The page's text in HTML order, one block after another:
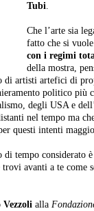
Tubi.
Che l’arte sia
fatto che si
con i regimi
della mostra,
di artisti artefici di
politico più
degli USA e
nel tempo ma
questi intenti
di tempo considerato
trovi avanti a te come
Vezzoli alla